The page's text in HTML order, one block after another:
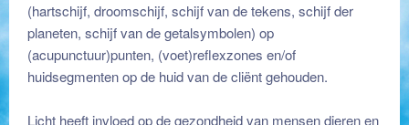
(hartschijf, droomschijf, schijf van de tekens, schijf der
planeten, schijf van de getalsymbolen) op
(acupunctuur)punten, (voet)reflexzones en/of
huidsegmenten op de huid van de cliënt gehouden.
Licht heeft invloed op de gezondheid van mensen dieren en